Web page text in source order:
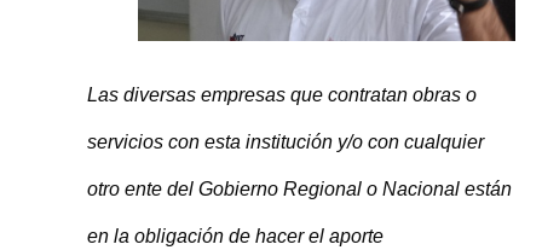
Las diversas empresas que contratan obras o
servicios con esta institución y/o con cualquier
otro ente del Gobierno Regional o Nacional están
en la obligación de hacer el aporte